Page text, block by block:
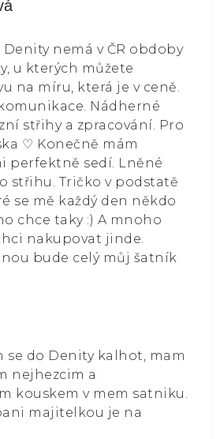
je 5 z 5 hvězdiček.
nemá v ČR obdoby
u kterých můžete
na míru, která je v ceně.
Nádherné
střihy a zpracování. Pro
⁠♡ Konečně mám
perfektně sedí. Lněné
střihu. Tričko v podstatě
se mě každý den někdo
chce taky :) A mnoho
nakupovat jinde.
bude celý můj šatník
je 5 z 5 hvězdiček.
se do Denity kalhot, mam
nejhezcim a
kouskem v mem satniku.
majitelkou je na